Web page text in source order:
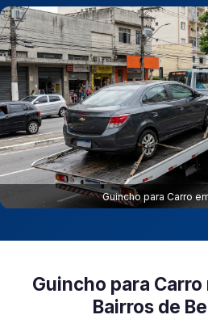
Guincho para Carro
Guincho para
Bairros de